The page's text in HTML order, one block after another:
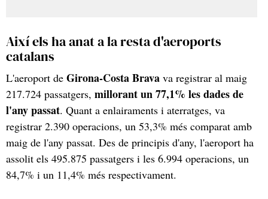
Així els ha anat a la resta d'aeroports
catalans
L'aeroport de Girona-Costa Brava va registrar al maig
217.724 passatgers, millorant un 77,1% les dades de
l'any passat. Quant a enlairaments i aterratges, va
registrar 2.390 operacions, un 53,3% més comparat amb
maig de l'any passat. Des de principis d'any, l'aeroport ha
assolit els 495.875 passatgers i les 6.994 operacions, un
84,7% i un 11,4% més respectivament.